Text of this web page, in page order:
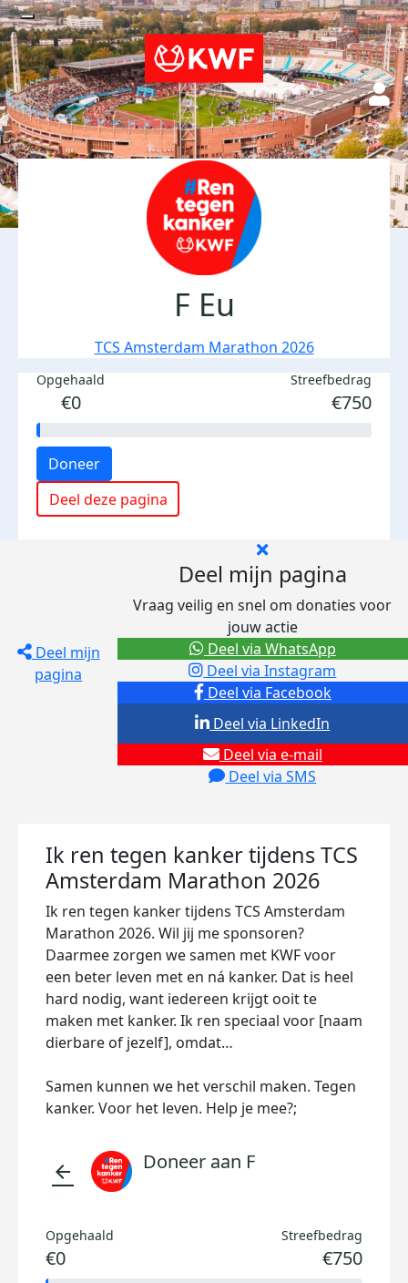
F Eu
TCS Amsterdam Marathon 2026
Opgehaald
€0
Streefbedrag
€750
Doneer
Deel deze pagina
Deel mijn
pagina
Deel mijn pagina
Vraag veilig en snel om donaties voor
jouw actie
Deel via Facebook
Deel via Instagram
Deel via e-mail
Deel via SMS
Deel via LinkedIn
Deel via WhatsApp
Ik ren tegen kanker tijdens TCS
Amsterdam Marathon 2026
Ik ren tegen kanker tijdens TCS Amsterdam
Marathon 2026. Wil jij me sponsoren?
Daarmee zorgen we samen met KWF voor
een beter leven met en ná kanker. Dat is heel
hard nodig, want iedereen krijgt ooit te
maken met kanker. Ik ren speciaal voor [naam
dierbare of jezelf], omdat…
Samen kunnen we het verschil maken. Tegen
kanker. Voor het leven. Help je mee?;
arrow_back Doneer aan F
Opgehaald
€0
Streefbedrag
€750